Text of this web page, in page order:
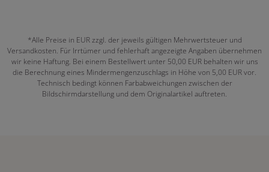
*Alle Preise in EUR zzgl. der jeweils gültigen Mehrwertsteuer und
Versandkosten. Für Irrtümer und fehlerhaft angezeigte Angaben übernehmen
wir keine Haftung. Bei einem Bestellwert unter 50,00 EUR behalten wir uns
die Berechnung eines Mindermengenzuschlags in Höhe von 5,00 EUR vor.
Technisch bedingt können Farbabweichungen zwischen der
Bildschirmdarstellung und dem Originalartikel auftreten.